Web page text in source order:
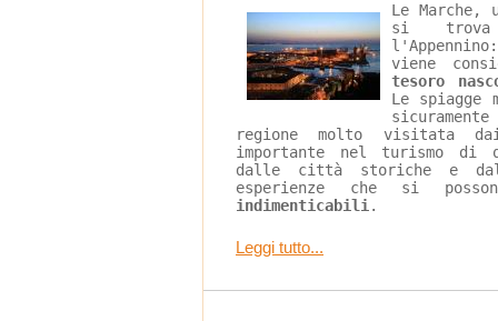
Le Marche,
si
viene
tesoro
Le spiagge
regione molto visitata
importante nel turismo di
dalle città storiche e
esperienze che si
indimenticabili .
Leggi tutto...